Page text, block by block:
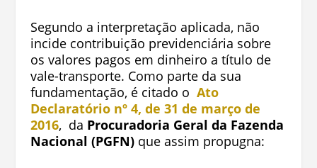
Segundo a interpretação aplicada, não
incide contribuição previdenciária sobre
os valores pagos em dinheiro a título de
vale-transporte. Como parte da sua
fundamentação, é citado o Ato
Declaratório nº 4, de 31 de março de
2016, da Procuradoria Geral da Fazenda
Nacional (PGFN)que assim propugna: